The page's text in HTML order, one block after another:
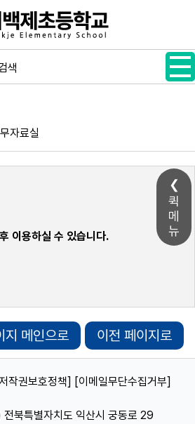
퀵
메
뉴
색
자료실
이용하실 수 있습니다.
지 메인으로 이전 페이지로
작권보호정책] [이메일무단수집거부]
북특별자치도 익산시 궁동로 29